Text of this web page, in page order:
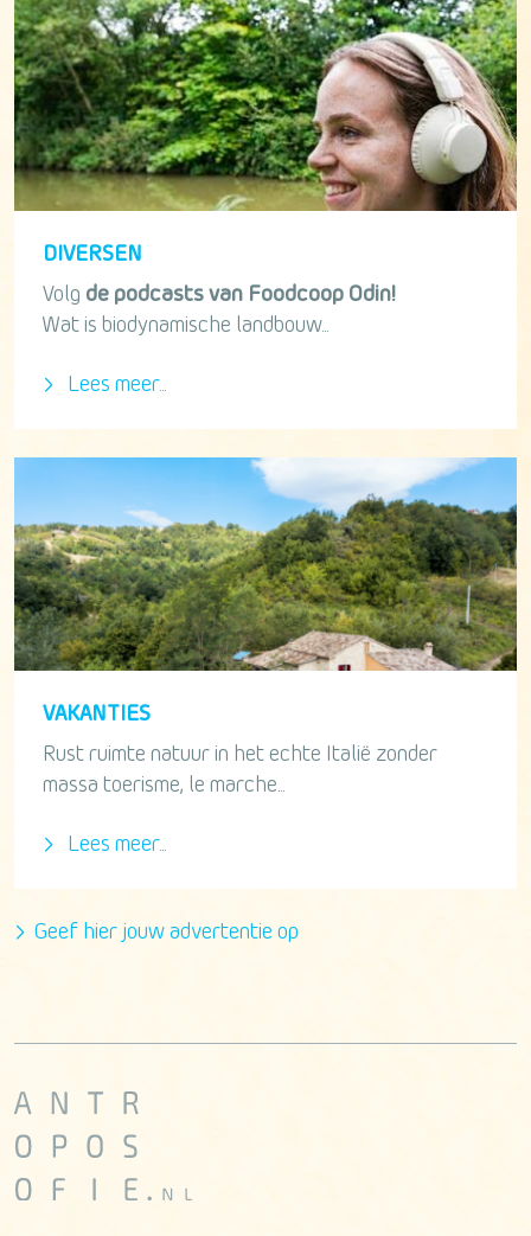
DIVERSEN
Volg de podcasts van Foodcoop Odin!
Wat is biodynamische landbouw...
Lees meer...
VAKANTIES
Rust ruimte natuur in het echte Italië zonder
massa toerisme, le marche...
Lees meer...
Geef hier jouw advertentie op